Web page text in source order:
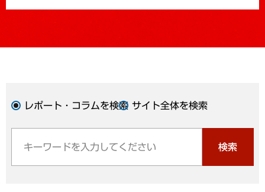
レポート・コラムを検索 サイト全体を検索
検索